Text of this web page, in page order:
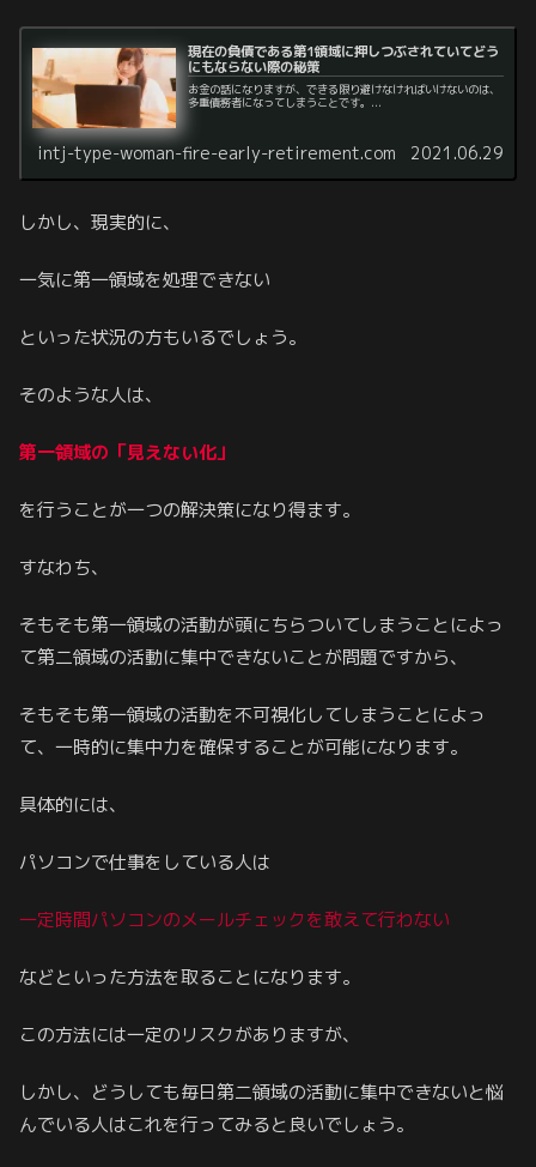
現在の負債である第1領域に押しつぶされていてどう
にもならない際の秘策
お金の話になりますが、できる限り避けなければいけないのは、
多重債務者になってしまうことです。...
intj-type-woman-fire-early-retirement.com 2021.06.29
しかし、現実的に、
一気に第一領域を処理できない
といった状況の方もいるでしょう。
そのような人は、
第一領域の「見えない化」
を行うことが一つの解決策になり得ます。
すなわち、
そもそも第一領域の活動が頭にちらついてしまうことによっ
て第二領域の活動に集中できないことが問題ですから、
そもそも第一領域の活動を不可視化してしまうことによっ
て、一時的に集中力を確保することが可能になります。
具体的には、
パソコンで仕事をしている人は
一定時間パソコンのメールチェックを敢えて行わない
などといった方法を取ることになります。
この方法には一定のリスクがありますが、
しかし、どうしても毎日第二領域の活動に集中できないと悩
んでいる人はこれを行ってみると良いでしょう。